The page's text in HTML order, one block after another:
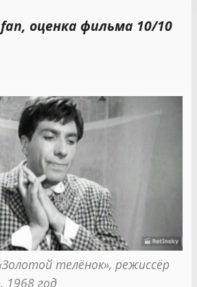
оценка фильма 10/10
телёнок», режиссёр
1968 год